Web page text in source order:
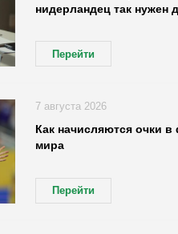
нидерландец так нужен
Перейти
Как начисляются очки
мира
Перейти
7 августа 2026